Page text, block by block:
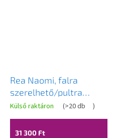
Rea Naomi, falra
szerelhető/pultra
szerelhető mosdó
455x285x105 mm,
fehér fényes, REA-
Külső raktáron (>20 db )
31 300 Ft